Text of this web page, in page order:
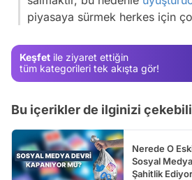
piyasaya sürmek herkes için
Keşfet ile ziyaret ettiğin
tüm kategorileri tek akışta gör!
Bu içerikler de ilginizi
Nerede O
Sosyal
Şahitlik